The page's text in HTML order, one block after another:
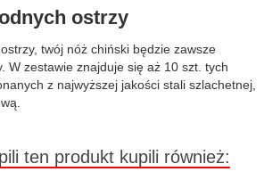
ostrzy
twój nóż chiński będzie zawsze
W zestawie znajduje się aż 10 szt. tych
z najwyższej jakości stali szlachetnej,
ten produkt kupili również: